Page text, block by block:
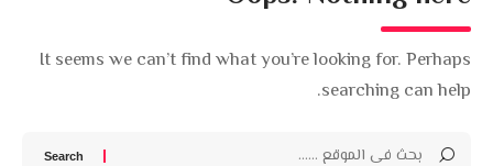
It seems we can’t find what you’re looking for. Perhaps
searching can help.